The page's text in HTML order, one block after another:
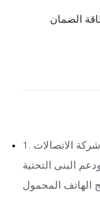
الضمان
1. تخضع وظيفة الشبكة الفعلية لتوفر شبكة شركة الاتصالات
البنى التحتية